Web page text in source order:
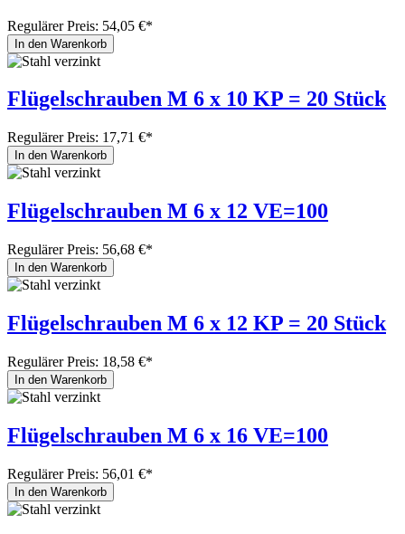
Regulärer Preis: 54,05 €*
In den Warenkorb
Flügelschrauben M 6 x 10 KP = 20 Stück
Regulärer Preis: 17,71 €*
In den Warenkorb
Flügelschrauben M 6 x 12 VE=100
Regulärer Preis: 56,68 €*
In den Warenkorb
Flügelschrauben M 6 x 12 KP = 20 Stück
Regulärer Preis: 18,58 €*
In den Warenkorb
Flügelschrauben M 6 x 16 VE=100
Regulärer Preis: 56,01 €*
In den Warenkorb